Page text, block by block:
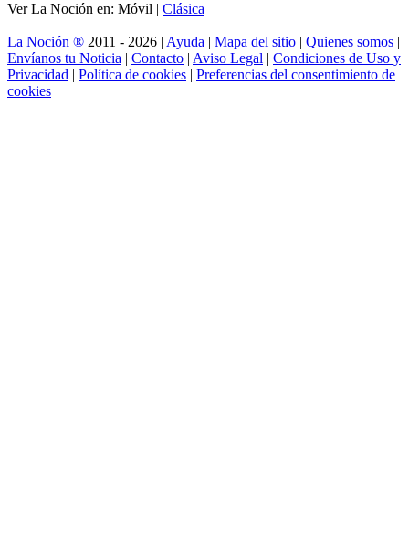
Ver La Noción en: Móvil | Clásica
La Noción ® 2011 - 2026 | Ayuda | Mapa del sitio | Quienes somos |
Envíanos tu Noticia | Contacto | Aviso Legal | Condiciones de Uso y
Privacidad | Política de cookies | Preferencias del consentimiento de
cookies